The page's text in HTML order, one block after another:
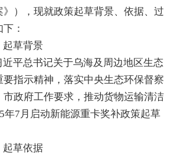
》），现就政策起草背景、依据、过
：
起草背景
近平总书记关于乌海及周边地区生态
指示精神，落实中央生态环保督察
市政府工作要求，推动货物运输清洁
年7月启动新能源重卡奖补政策起草
起草依据